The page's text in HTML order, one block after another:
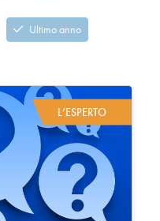
Ultimo anno
L’ESPERTO